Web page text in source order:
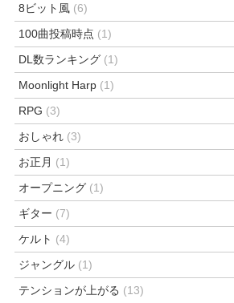
8ビット風 (6)
100曲投稿時点 (1)
DL数ランキング (1)
Moonlight Harp (1)
RPG (3)
おしゃれ (3)
お正月 (1)
オープニング (1)
ギター (7)
ケルト (4)
ジャングル (1)
テンションが上がる (13)